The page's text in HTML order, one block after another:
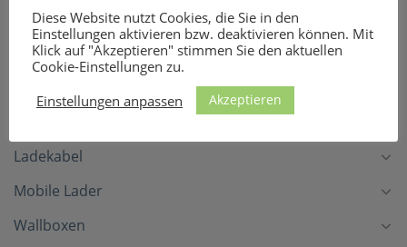
bei einem unserer zahlreichen Partner – mit dem
passenden Ladeequipment sind Sie für jede Situation
gerüstet!
LADEZUBEHÖR
Ladekabel
Mobile Lader
Wallboxen
Diese Website nutzt Cookies, die Sie in den
Einstellungen aktivieren bzw. deaktivieren können. Mit
Klick auf "Akzeptieren" stimmen Sie den aktuellen
Cookie-Einstellungen zu.
Einstellungen anpassen
Akzeptieren